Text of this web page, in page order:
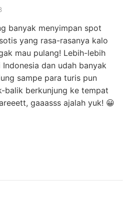
banyak menyimpan spot
yang rasa-rasanya kalo
mau pulang! Lebih-lebih
dan udah banyak
sampe para turis pun
balik berkunjung ke tempat
gaaasss ajalah yuk! 😀